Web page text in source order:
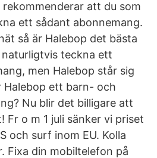
att du som
ett sådant abonnemang.
så är Halebop det bästa
teckna ett
men Halebop står sig
Halebop ett barn- och
Nu blir det billigare att
Fr o m 1 juli sänker vi priset
och surf inom EU. Kolla
Fixa din mobiltelefon på